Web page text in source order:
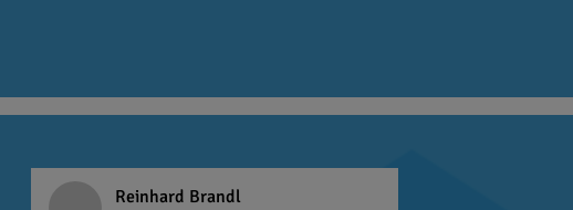
Reinhard Brandl